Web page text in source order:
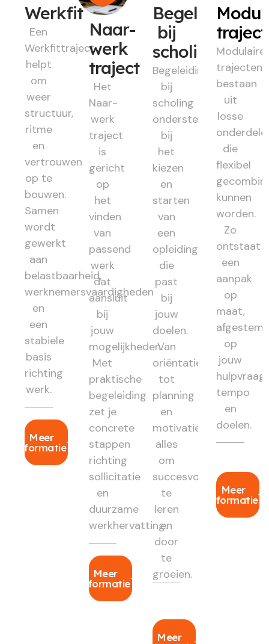
Werkfit
Een
Werkfittraject
helpt
om
weer
structuur,
ritme
en
vertrouwen
op te
bouwen.
Samen
wordt
gewerkt
aan
belastbaarheid,
werknemersvaardigheden
en
een
stabiele
basis
richting
werk.
Meer
informatie
Naar-
werk
traject
Het
Naar-
werk
traject
is
gericht
op
het
vinden
van
passend
werk
dat
aansluit
bij
jouw
mogelijkheden.
Met
praktische
begeleiding
zet je
concrete
stappen
richting
sollicitatie
en
duurzame
werkhervatting.
Meer
informatie
Begeleiding
bij
scholing
Begeleiding
bij
scholing
ondersteunt
bij
het
kiezen
en
starten
van
een
opleiding
die
past
bij
jouw
doelen.
Van
oriëntatie
tot
planning
en
motivatie:
alles
om
succesvol
te
leren
en
door
te
groeien.
Meer
Modulaire
trajecten
bestaan
uit
losse
die
flexibel
kunnen
worden.
Zo
ontstaat
een
aanpak
op
maat,
op
jouw
hulpvraag,
tempo
en
doelen.
Meer
informatie